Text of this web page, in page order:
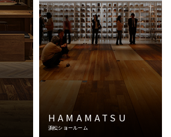
HAMAMATSU
浜松ショールーム